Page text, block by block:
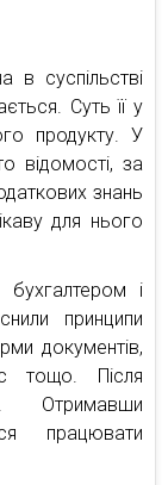
в суспільстві
Суть її у
продукту. У
відомості, за
знань
для нього
і
принципи
документів,
тощо. Після
Отримавши
працювати